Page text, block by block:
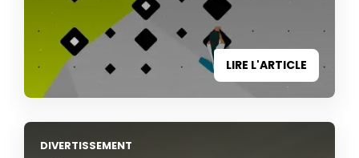
LIRE L'ARTICLE
DIVERTISSEMENT